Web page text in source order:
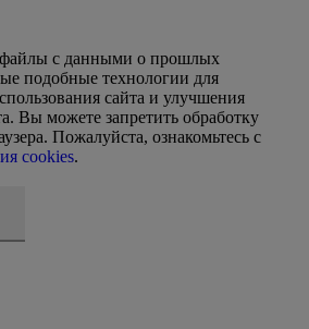
с данными о прошлых
подобные технологии для
сайта и улучшения
Вы можете запретить обработку
Пожалуйста, ознакомьтесь с
cookies.